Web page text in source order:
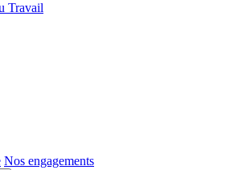
Travail
Nos engagements